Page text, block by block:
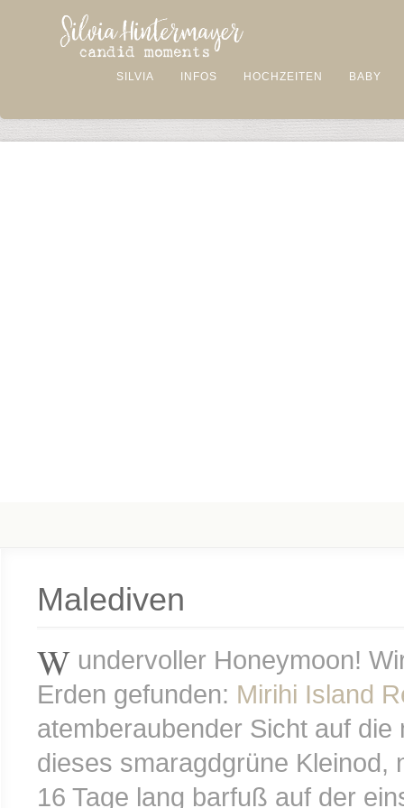
SILVIA INFOS HOCHZEITEN BABY
Malediven
W undervoller Honeymoon!
Erden gefunden: Mirihi Island
atemberaubender Sicht auf
dieses smaragdgrüne Kleinod,
16 Tage lang barfuß auf der